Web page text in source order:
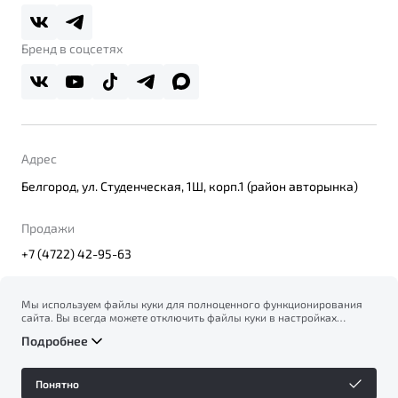
Belgee Плюс
Реферальная программа
Правовая информация
Бренд в соцсетях
Адрес
Белгород, ул. Студенческая, 1Ш, корп.1 (район авторынка)
Продажи
+7 (4722) 42-95-63
© 2026
Политика конфиденциальности персональных данных
Мы используем файлы куки для полноценного функционирования
сайта. Вы всегда можете отключить файлы куки в настройках
на сбор и использование файлов куки, и подтверждаете
возможной блокировке файлов куки вПолитике
конфиденциальности
Подробнее
Понятно